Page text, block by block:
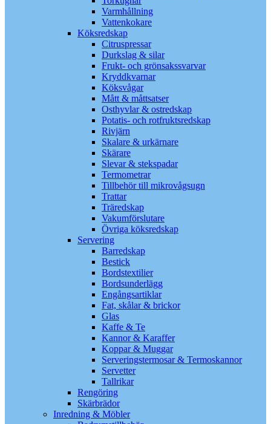
Varmhållning
Vattenkokare
Köksredskap
Citruspressar
Durkslag & silar
Frukt- och grönsakssvarvar
Kryddkvarnar
Köksvågar
Mått & måttsatser
Osthyvlar & ostredskap
Potatis- och rotfruktsredskap
Rivjärn
Skalare & urkärnare
Skärare
Slevar & stekspadar
Termometrar
Tillbehör till mikrovågsugn
Trattar
Träredskap
Vakumförslutare
Övriga köksredskap
Servering
Barredskap
Bestick
Bordstextilier
Bordsunderlägg
Engångsartiklar
Fat, skålar & brickor
Glas
Kaffe & Te
Kannor & Karaffer
Koppar & Muggar
Serveringstermosar & Termoskannor
Servetter
Tallrikar
Rengöring
Skärbrädor
Inredning & Möbler